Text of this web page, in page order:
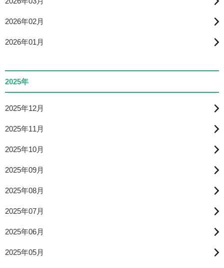
2026年02月
2026年01月
2025年
2025年12月
2025年11月
2025年10月
2025年09月
2025年08月
2025年07月
2025年06月
2025年05月